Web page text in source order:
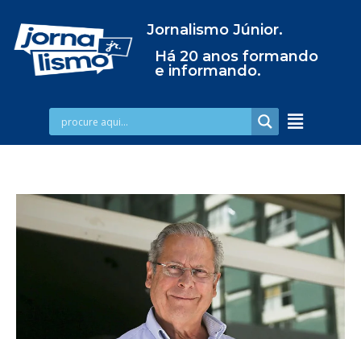
Jornalismo Júnior.
Há 20 anos formando
e informando.